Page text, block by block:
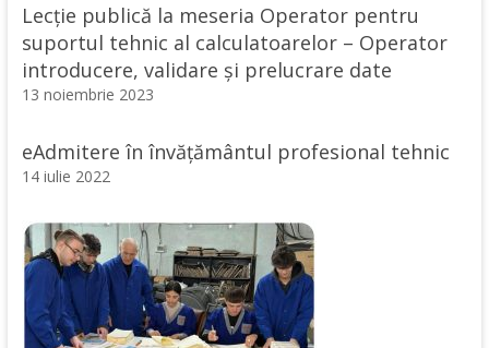
Lecție publică la meseria Operator pentru
suportul tehnic al calculatoarelor – Operator
introducere, validare și prelucrare date
13 noiembrie 2023
eAdmitere în învățământul profesional tehnic
14 iulie 2022